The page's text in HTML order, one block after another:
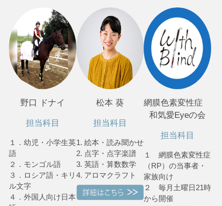
野口 ドナイ
担当科目
１．幼児・小学生英
語
２．モンゴル語
３．ロシア語・キリ
ル文字
４．外国人向け日本
松本 葵
担当科目
1. 絵本・読み聞かせ
2. 点字・点字楽譜
3. 英語・算数数学
4. アロマクラフト
網膜色素変性症
和気愛Eyeの会
担当科目
１ 網膜色素変性症
（RP）の当事者・
家族向け
２ 毎月土曜日21時
から開催